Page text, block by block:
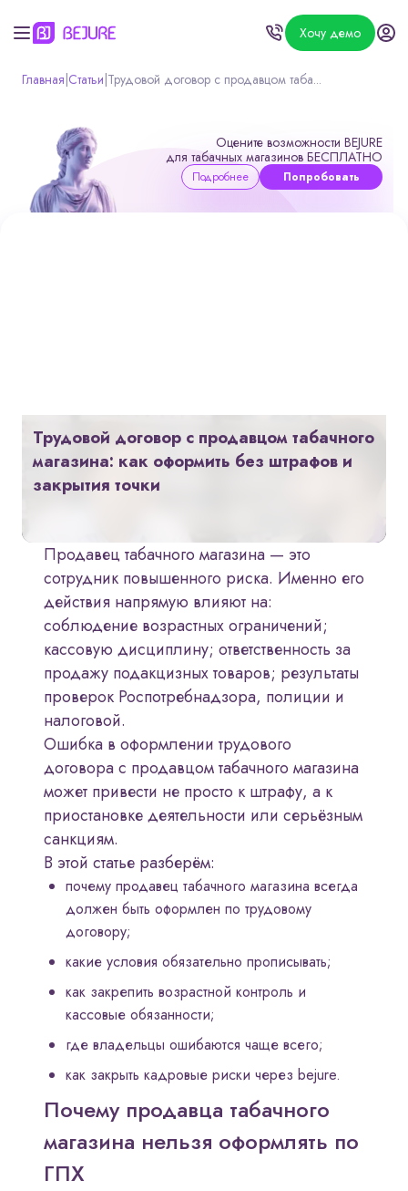
Хочу демо
Главная Статьи Трудовой договор с продавцом таба...
Оцените возможности BEJURE
для табачных магазинов БЕСПЛАТНО
Подробнее Попробовать
Трудовой договор с продавцом табачного
магазина: как оформить без штрафов и
закрытия точки
Продавец табачного магазина — это
сотрудник повышенного риска. Именно его
действия напрямую влияют на:
соблюдение возрастных ограничений;
кассовую дисциплину; ответственность за
продажу подакцизных товаров; результаты
проверок Роспотребнадзора, полиции и
налоговой.
Ошибка в оформлении трудового
договора с продавцом табачного магазина
может привести не просто к штрафу, а к
приостановке деятельности или серьёзным
санкциям.
В этой статье разберём:
почему продавец табачного магазина всегда
должен быть оформлен по трудовому
договору;
какие условия обязательно прописывать;
как закрепить возрастной контроль и
кассовые обязанности;
где владельцы ошибаются чаще всего;
как закрыть кадровые риски через bejure.
Почему продавца табачного
магазина нельзя оформлять по
ГПХ